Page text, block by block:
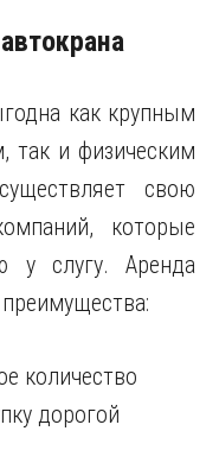
как крупным
так и физическим
свою
которые
у слугу. Аренда
количество
дорогой